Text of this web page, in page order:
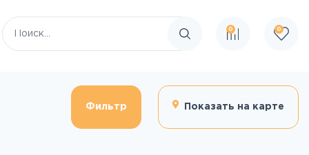
Поиск по сайту
0 0
Фильтр Показать на карте